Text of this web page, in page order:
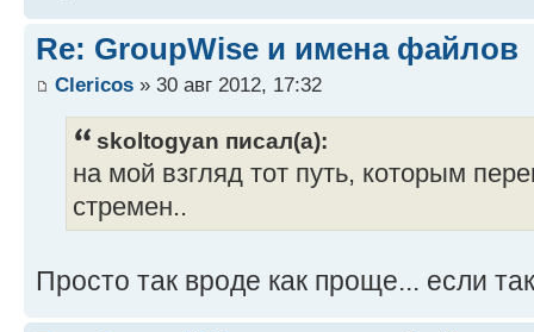
Re: GroupWise и имена файлов
Clericos » 30 авг 2012, 17:32
skoltogyan писал(а):
на мой взгляд тот путь, которым
стремен..
Просто так вроде как проще... если